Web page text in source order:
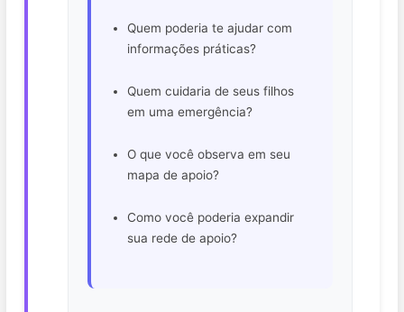
Quem poderia te ajudar com
informações práticas?
Quem cuidaria de seus filhos
em uma emergência?
O que você observa em seu
mapa de apoio?
Como você poderia expandir
sua rede de apoio?